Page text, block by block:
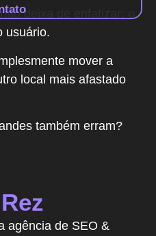
deixa de enfatizar:
o
usuário.
mover a
local mais afastado
também erram?
agência de SEO &